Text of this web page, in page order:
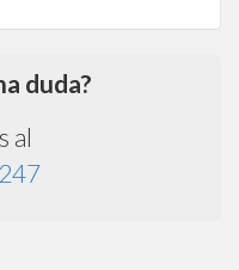
duda?
al